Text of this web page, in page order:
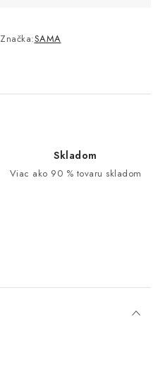
Značka:SAMA
Skladom
Viac ako 90 % tovaru skladom